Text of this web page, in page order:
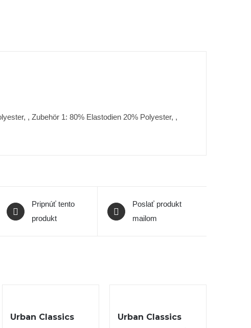
, Zubehör 1: 80% Elastodien 20% Polyester, ,
Pripnúť tento
produkt
Poslať produkt
mailom
Urban Classics
Urban Classics